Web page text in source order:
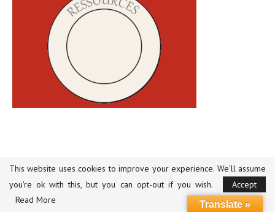
This website uses cookies to improve your experience. We'll assume
you're ok with this, but you can opt-out if you wish.
Accept
Read More
Translate »